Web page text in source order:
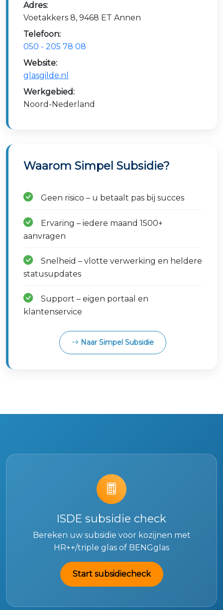
Adres:
Voetakkers 8, 9468 ET Annen
Telefoon:
050 - 205 78 08
Website:
glasgilde.nl
Werkgebied:
Noord-Nederland
Waarom Simpel Subsidie?
Geen risico – u betaalt pas bij succes
Ervaring – iedere maand 1500+
aanvragen
Snelheid – vlotte verwerking en heldere
statusupdates
Support – eigen portaal en
klantenservice
Naar Simpel Subsidie
ISDE subsidie check
Bereken uw subsidie voor kozijnen met
HR++/triple glas of BENGglas
Start subsidiecheck